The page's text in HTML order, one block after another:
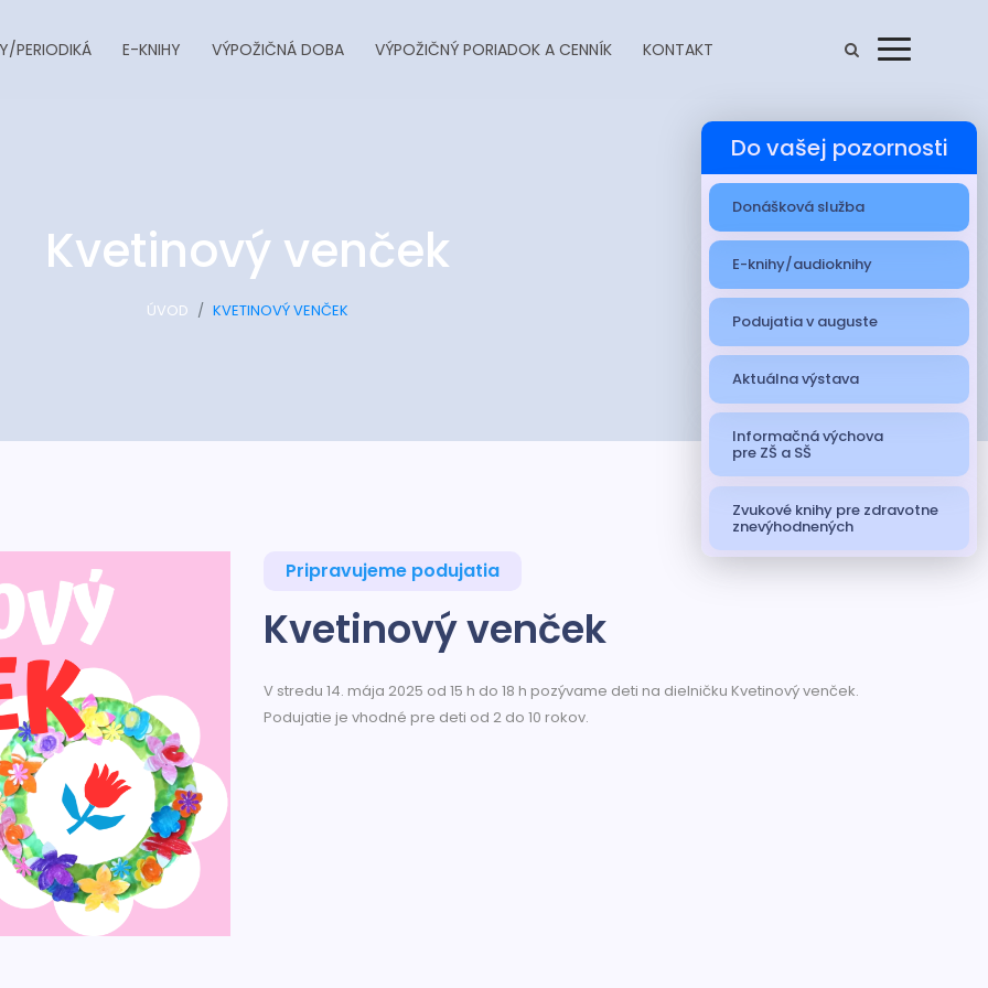
PERIODIKÁ E-KNIHY VÝPOŽIČNÁ DOBA VÝPOŽIČNÝ PORIADOK A CENNÍK KONTAKT
Kvetinový venček
ÚVOD KVETINOVÝ VENČEK
Pripravujeme podujatia
Kvetinový venček
V stredu 14. mája 2025 od 15 h do 18 h pozývame deti na dielničku Kvetinový venček.
Podujatie je vhodné pre deti od 2 do 10 rokov.
Do vašej pozornosti
Donášková služba
E-knihy/audioknihy
Podujatia v auguste
Aktuálna výstava
Informačná výchova
pre ZŠ a SŠ
Zvukové knihy pre zdravotne
znevýhodnených